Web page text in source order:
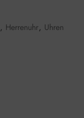
, Herrenuhr, Uhren